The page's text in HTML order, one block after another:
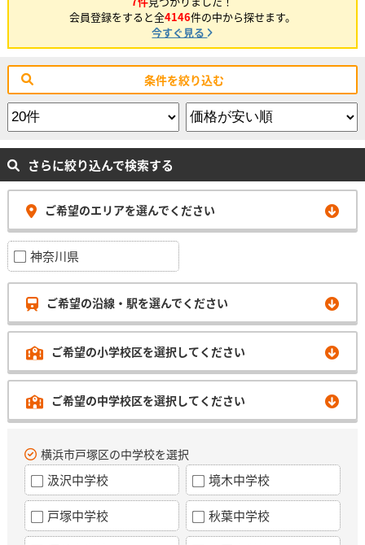
会員登録をすると全4146件の中から探せます。
今すぐ見る
条件を絞り込む
さらに絞り込んで検索する
ご希望のエリアを選んでください
神奈川県
ご希望の沿線・駅を選んでください
ご希望の小学校区を選択してください
ご希望の中学校区を選択してください
横浜市戸塚区の中学校を選択
汲沢中学校 境木中学校
戸塚中学校 秋葉中学校